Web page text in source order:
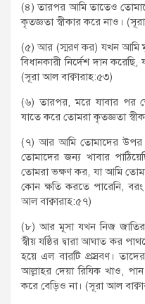
(৪) তারপর আমি তাতেও
কৃতজ্ঞতা স্বীকার করে নাও।
(৫) আর (স্মরণ কর) যখন আমি
বিধানকারী নির্দেশ দান
(সূরা আল বাক্বারাহ:৫৩)
(৬) তারপর, মরে যাবার পর
যাতে করে তোমরা কৃতজ্ঞতা
(৭) আর আমি তোমাদের উপর
তোমাদের জন্য খাবার
তোমরা ভক্ষণ কর, যা আমি
কোন ক্ষতি করতে পারেনি,
আল বাক্বারাহ:৫৭)
(৮) আর মূসা যখন নিজ
স্বীয় যষ্ঠির দ্বারা আঘাত কর
হয়ে এল বারটি প্রস্রবণ।
আল্লাহর দেয়া রিযিক খাও,
করে বেড়িও না। (সূরা আল